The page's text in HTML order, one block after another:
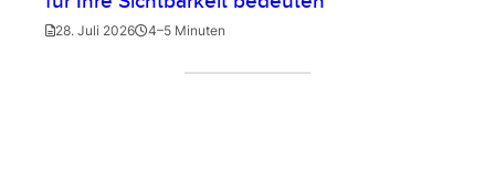
28. Juli 2026 4–5 Minuten